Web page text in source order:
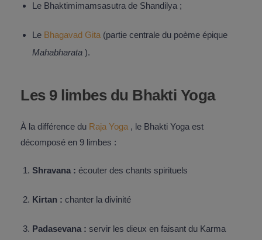
Le Bhaktimimamsasutra de Shandilya ;
Le Bhagavad Gita (partie centrale du poème épique
Mahabharata ).
Les 9 limbes du Bhakti Yoga
À la différence du Raja Yoga , le Bhakti Yoga est
décomposé en 9 limbes :
Shravana : écouter des chants spirituels
Kirtan : chanter la divinité
Padasevana : servir les dieux en faisant du Karma